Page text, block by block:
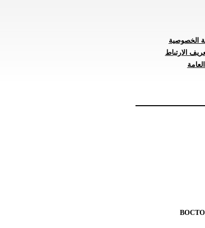
الخصوصية
الارتباط